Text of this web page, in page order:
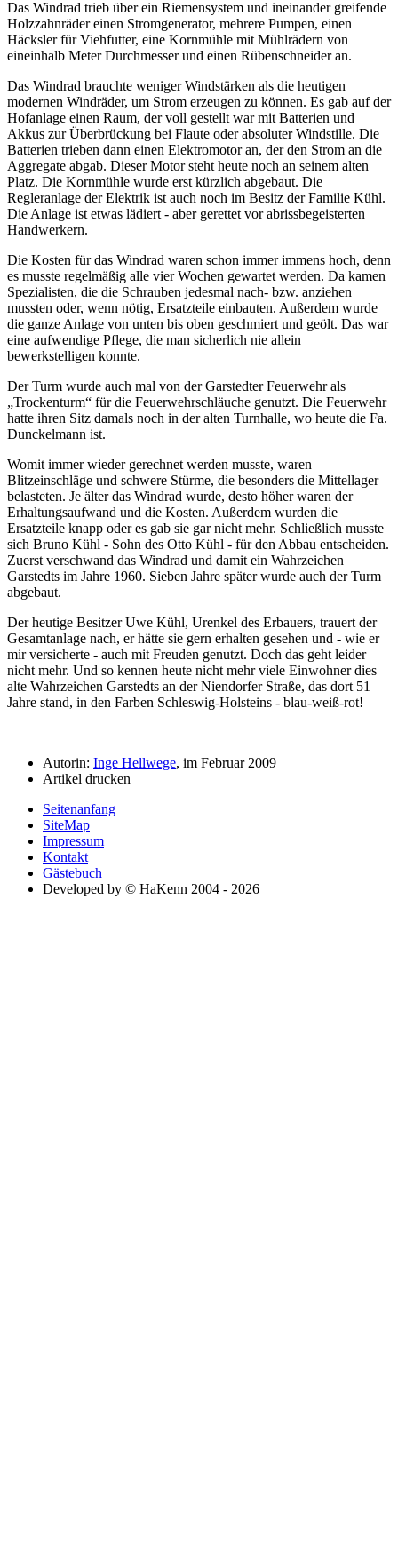
Das Windrad trieb über ein Riemensystem und ineinander greifende
Holzzahnräder einen Stromgenerator, mehrere Pumpen, einen
Häcksler für Viehfutter, eine Kornmühle mit Mühlrädern von
eineinhalb Meter Durchmesser und einen Rübenschneider an.
Das Windrad brauchte weniger Windstärken als die heutigen
modernen Windräder, um Strom erzeugen zu können. Es gab auf der
Hofanlage einen Raum, der voll gestellt war mit Batterien und
Akkus zur Überbrückung bei Flaute oder absoluter Windstille. Die
Batterien trieben dann einen Elektromotor an, der den Strom an die
Aggregate abgab. Dieser Motor steht heute noch an seinem alten
Platz. Die Kornmühle wurde erst kürzlich abgebaut. Die
Regleranlage der Elektrik ist auch noch im Besitz der Familie Kühl.
Die Anlage ist etwas lädiert - aber gerettet vor abrissbegeisterten
Handwerkern.
Die Kosten für das Windrad waren schon immer immens hoch, denn
es musste regelmäßig alle vier Wochen gewartet werden. Da kamen
Spezialisten, die die Schrauben jedesmal nach- bzw. anziehen
mussten oder, wenn nötig, Ersatzteile einbauten. Außerdem wurde
die ganze Anlage von unten bis oben geschmiert und geölt. Das war
eine aufwendige Pflege, die man sicherlich nie allein
bewerkstelligen konnte.
Der Turm wurde auch mal von der Garstedter Feuerwehr als
Trockenturm
für die Feuerwehrschläuche genutzt. Die Feuerwehr
hatte ihren Sitz damals noch in der alten Turnhalle, wo heute die Fa.
Dunckelmann ist.
Womit immer wieder gerechnet werden musste, waren
Blitzeinschläge und schwere Stürme, die besonders die Mittellager
belasteten. Je älter das Windrad wurde, desto höher waren der
Erhaltungsaufwand und die Kosten. Außerdem wurden die
Ersatzteile knapp oder es gab sie gar nicht mehr. Schließlich musste
sich Bruno Kühl - Sohn des Otto Kühl - für den Abbau entscheiden.
Zuerst verschwand das Windrad und damit ein Wahrzeichen
Garstedts im Jahre 1960. Sieben Jahre später wurde auch der Turm
abgebaut.
Der heutige Besitzer Uwe Kühl, Urenkel des Erbauers, trauert der
Gesamt­anlage nach, er hätte sie gern erhalten gesehen und - wie er
mir versicherte - auch mit Freuden genutzt. Doch das geht leider
nicht mehr. Und so kennen heute nicht mehr viele Einwohner dies
alte Wahrzeichen Garstedts an der Niendorfer Straße, das dort 51
Jahre stand, in den Farben Schleswig-Holsteins - blau-weiß-rot!
Autorin: Inge Hellwege, im Februar 2009
Artikel drucken
Seitenanfang
SiteMap
Impressum
Kontakt
Gästebuch
Developed by © HaKenn 2004 - 2026